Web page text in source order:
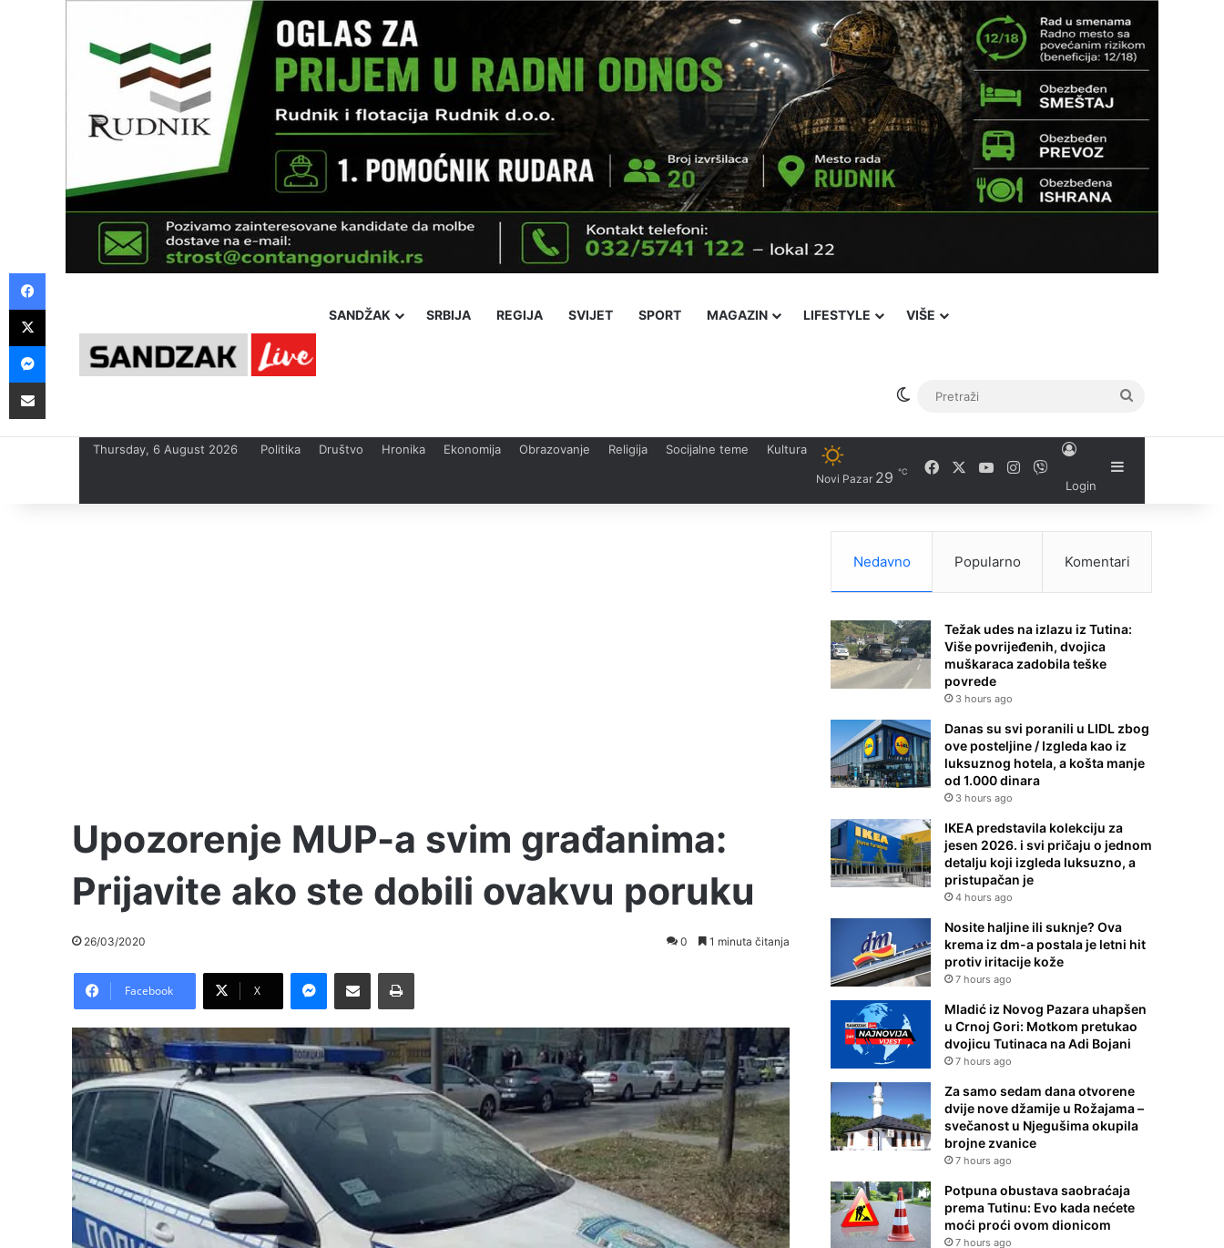
SANDŽAK SRBIJA REGIJA SVIJET SPORT MAGAZIN LIFESTYLE VIŠE
Switch skin
Thursday, 6 August 2026 Politika Društvo Hronika Ekonomija Obrazovanje Religija Socijalne teme Kultura
Novi Pazar 29 ℃ FacebookYouTubeInstagram
Viber
Login
Sidebar
Upozorenje MUP-a svim građanima:
Prijavite ako ste dobili ovakvu poruku
26/03/2020 0 1 minuta čitanja
Facebook X
Messenger
Pošalji preko E-Maila Printaj
Nedavno Popularno Komentari
Težak udes na izlazu iz Tutina:
Više povrijeđenih, dvojica
muškaraca zadobila teške
povrede
3 hours ago
Danas su svi poranili u LIDL zbog
ove posteljine / Izgleda kao iz
luksuznog hotela, a košta manje
od 1.000 dinara
3 hours ago
IKEA predstavila kolekciju za
jesen 2026. i svi pričaju o jednom
detalju koji izgleda luksuzno, a
pristupačan je
4 hours ago
Nosite haljine ili suknje? Ova
krema iz dm-a postala je letni hit
protiv iritacije kože
7 hours ago
Mladić iz Novog Pazara uhapšen
u Crnoj Gori: Motkom pretukao
dvojicu Tutinaca na Adi Bojani
7 hours ago
Za samo sedam dana otvorene
dvije nove džamije u Rožajama –
svečanost u Njegušima okupila
brojne zvanice
7 hours ago
Potpuna obustava saobraćaja
prema Tutinu: Evo kada nećete
moći proći ovom dionicom
7 hours ago
Facebook
X
Messenger
Pošalji preko E-Maila